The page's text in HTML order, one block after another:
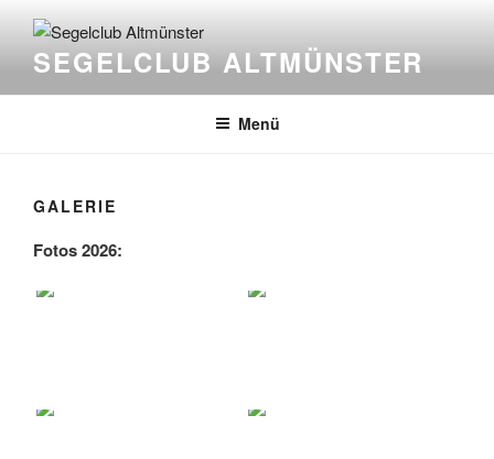
Inhalt
springenSEGELCLUB ALTMÜNSTER
Menü
GALERIE
Fotos 2026: